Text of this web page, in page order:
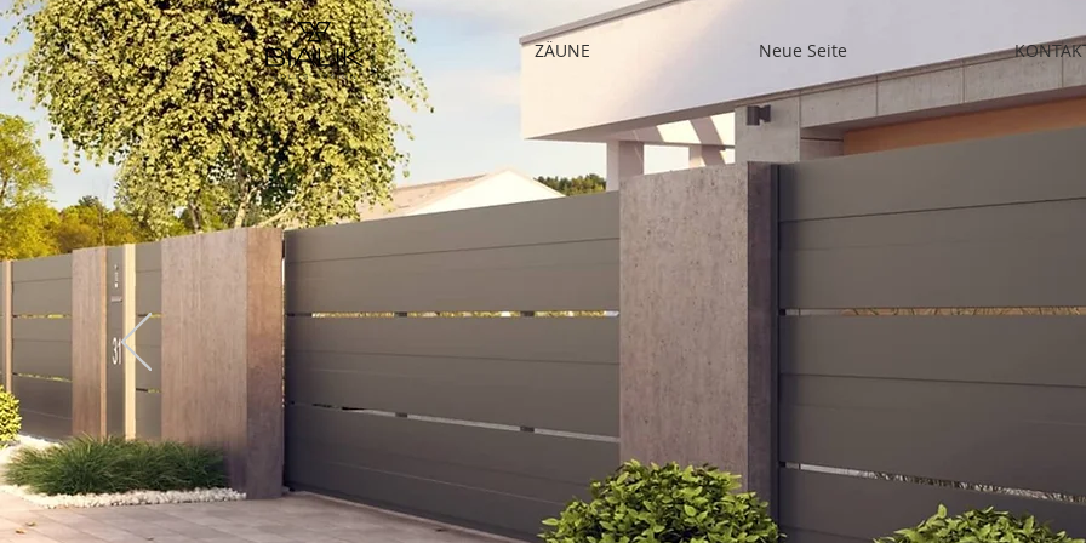
ZÄUNE Neue Seite